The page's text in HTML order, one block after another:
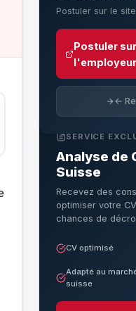
Postuler sur le
Postuler
l'employeur
←
SERVICE
Analyse de
Suisse
Recevez des
optimiser votre
chances de
CV optimisé
Adapté au
suisse